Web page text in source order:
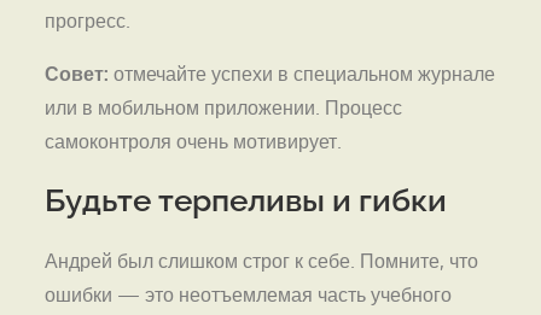
прогресс.
Совет: отмечайте успехи в специальном журнале
или в мобильном приложении. Процесс
самоконтроля очень мотивирует.
Будьте терпеливы и гибки
Андрей был слишком строг к себе. Помните, что
ошибки — это неотъемлемая часть учебного